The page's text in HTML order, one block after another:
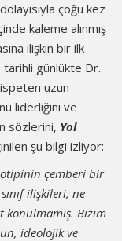
çoğu kez
kaleme alınmış
ilişkin bir ilk
günlükte Dr.
uzun
liderliğini ve
sözlerini, Yol
şu bilgi izliyor:
çemberi bir
ilişkileri, ne
Bizim
ideolojik ve